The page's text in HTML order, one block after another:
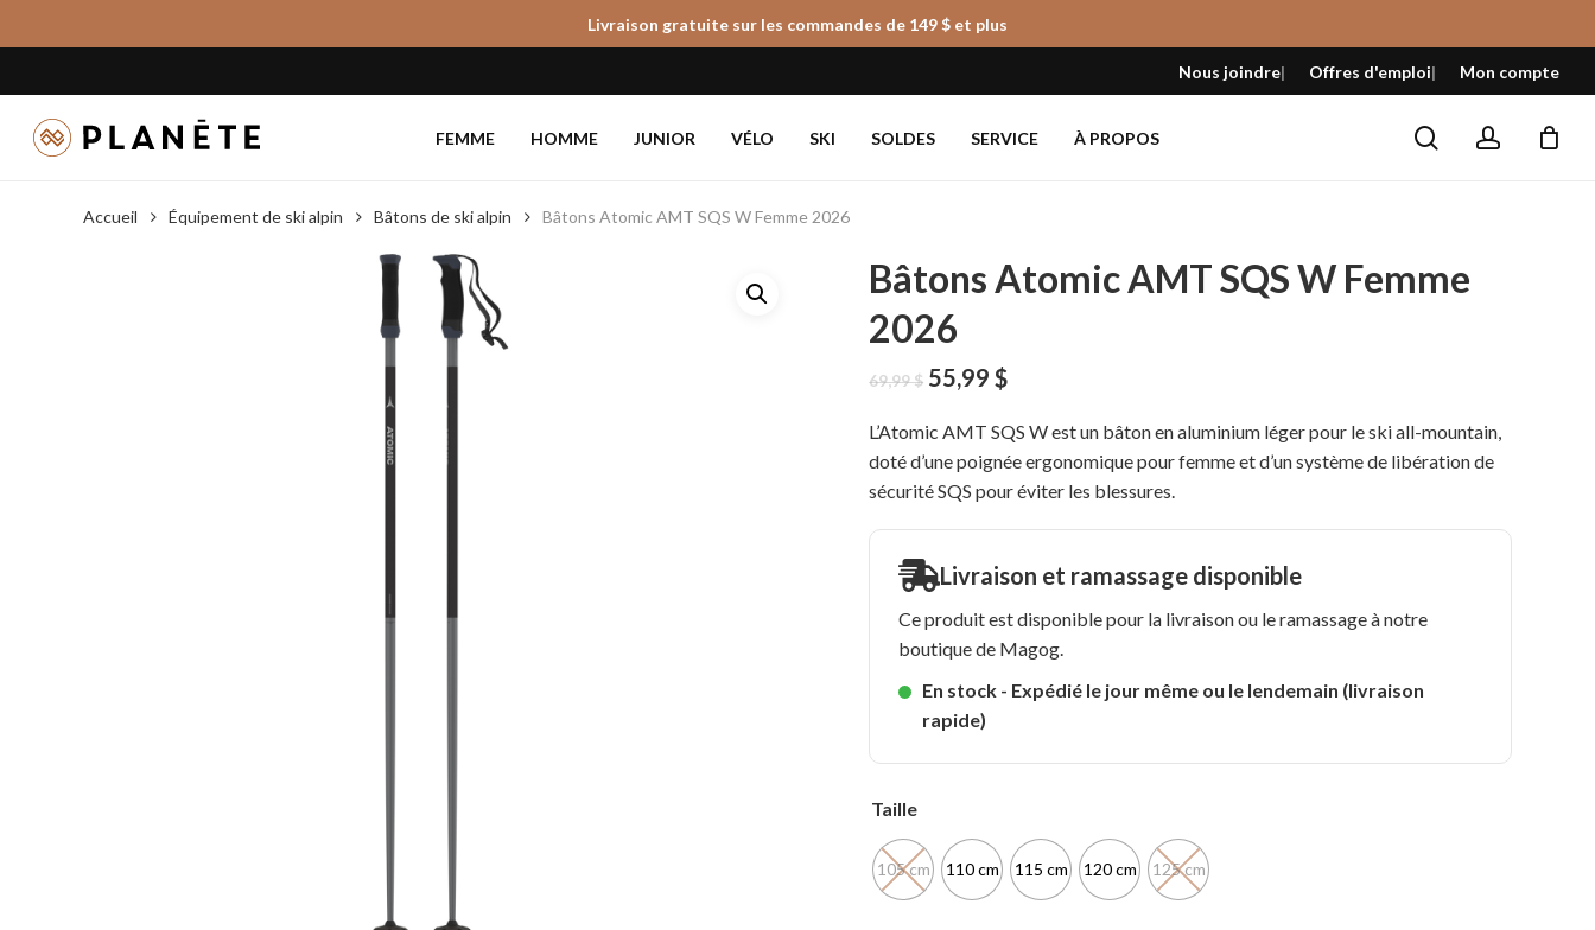
to
content
Livraison gratuite sur les commandes de 149 $ et plus
Nous joindre Offres d'emploi Mon compte
FEMME HOMME JUNIOR VÉLO SKI SOLDES SERVICE À PROPOS searchaccount
Fermer
le
panier
Accueil Équipement de ski alpin Bâtons de ski alpin Bâtons Atomic AMT SQS W Femme 2026
Bâtons Atomic AMT SQS W Femme
2026
69,99$ Le
prix
initial
était :
69,99 $.
55,99$Le
actuel
est :
55,99 $.
L’Atomic AMT SQS W est un bâton en aluminium léger pour le ski all-mountain,
doté d’une poignée ergonomique pour femme et d’un système de libération de
sécurité SQS pour éviter les blessures.
Livraison et ramassage disponible
Ce produit est disponible pour la livraison ou le ramassage à notre
boutique de Magog.
En stock - Expédié le jour même ou le lendemain (livraison
rapide)
Taille
105 cm 110 cm 115 cm 120 cm 125 cm